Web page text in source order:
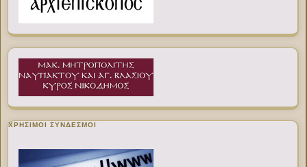
ΧΡΉΣΙΜΟΙ ΣΎΝΔΕΣΜΟΙ